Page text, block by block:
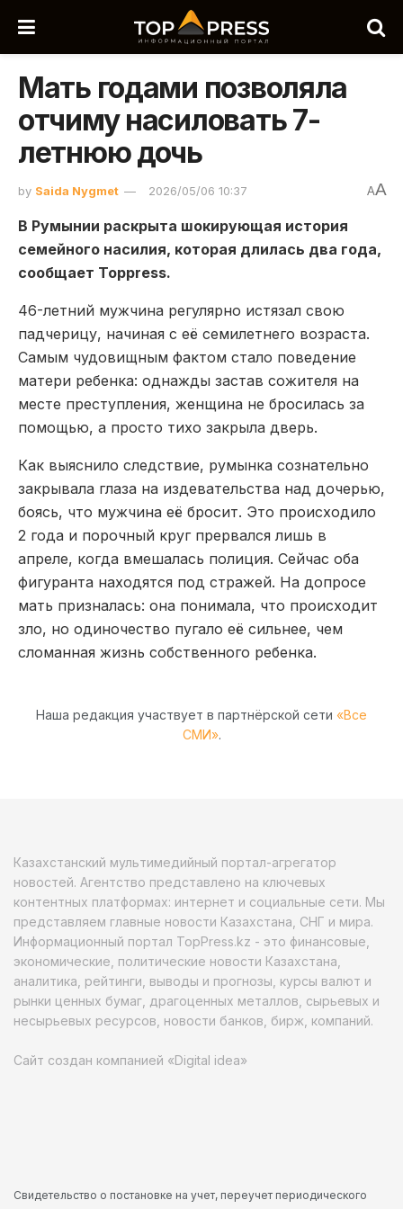
Мать годами позволяла
отчиму насиловать 7-
летнюю дочь
by Saida Nygmet 2026/05/06 10:37 AA
В Румынии раскрыта шокирующая история
семейного насилия, которая длилась два года,
сообщает Toppress.
46-летний мужчина регулярно истязал свою
падчерицу, начиная с её семилетнего возраста.
Самым чудовищным фактом стало поведение
матери ребенка: однажды застав сожителя на
месте преступления, женщина не бросилась за
помощью, а просто тихо закрыла дверь.
Как выяснило следствие, румынка сознательно
закрывала глаза на издевательства над дочерью,
боясь, что мужчина её бросит. Это происходило
2 года и порочный круг прервался лишь в
апреле, когда вмешалась полиция. Сейчас оба
фигуранта находятся под стражей. На допросе
мать призналась: она понимала, что происходит
зло, но одиночество пугало её сильнее, чем
сломанная жизнь собственного ребенка.
Наша редакция участвует в партнёрской сети «Все
СМИ».
Казахстанский мультимедийный портал-агрегатор
новостей. Агентство представлено на ключевых
контентных платформах: интернет и социальные сети. Мы
представляем главные новости Казахстана, СНГ и мира.
Информационный портал TopPress.kz - это финансовые,
экономические, политические новости Казахстана,
аналитика, рейтинги, выводы и прогнозы, курсы валют и
рынки ценных бумаг, драгоценных металлов, сырьевых и
несырьевых ресурсов, новости банков, бирж, компаний.
Сайт создан компанией «Digital idea»
Свидетельство о постановке на учет, переучет периодического